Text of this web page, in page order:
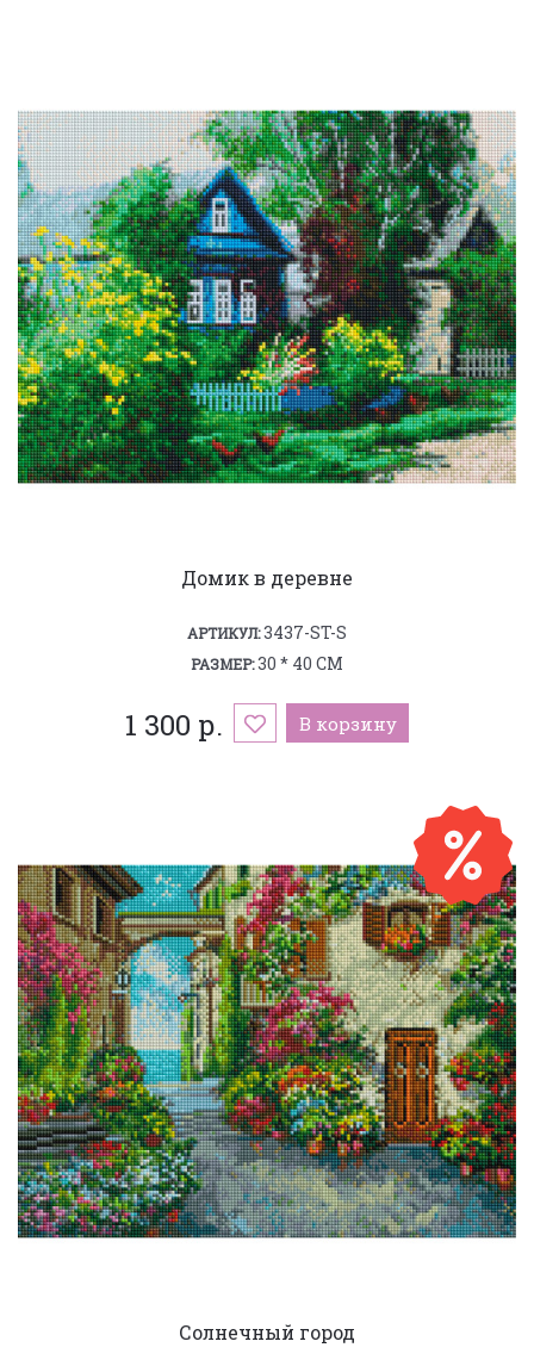
Домик в деревне
АРТИКУЛ:3437-ST-S
РАЗМЕР:30 * 40 СМ
1 300 р. В корзину
Солнечный город